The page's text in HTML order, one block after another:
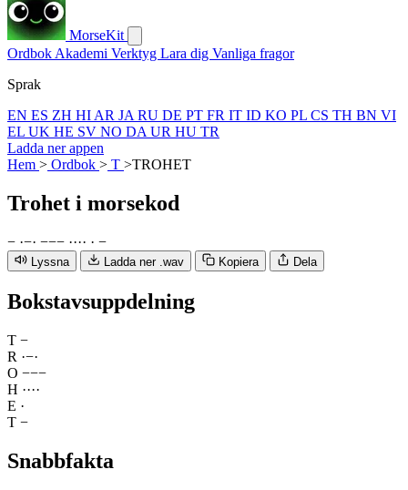
MorseKit
Ordbok Akademi Verktyg Lara dig Vanliga fragor
Sprak
EN ES ZH HI AR JA RU DE PT FR IT ID KO PL CS TH BN VI
EL UK HE SV NO DA UR HU TR
Ladda ner appen
Hem > Ordbok > T >TROHET
Trohet i morsekod
− ·−· −−− ···· · −
Lyssna Ladda ner .wav Kopiera Dela
Bokstavsuppdelning
T −
R ·−·
O −−−
H ····
E ·
T −
Snabbfakta